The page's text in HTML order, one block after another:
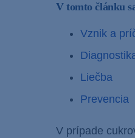
V tomto článku
Vznik a
Liečba
Prevencia
V prípade